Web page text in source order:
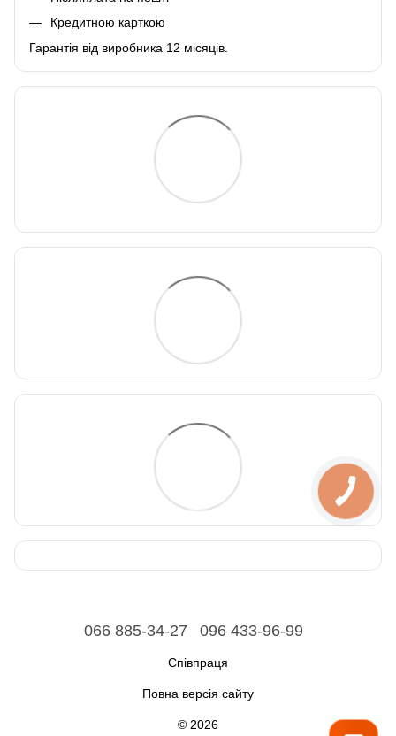
Кредитною карткою
Гарантія від виробника 12 місяців.
066 885-34-27 096 433-96-99
Співпраця
Повна версія сайту
© 2026